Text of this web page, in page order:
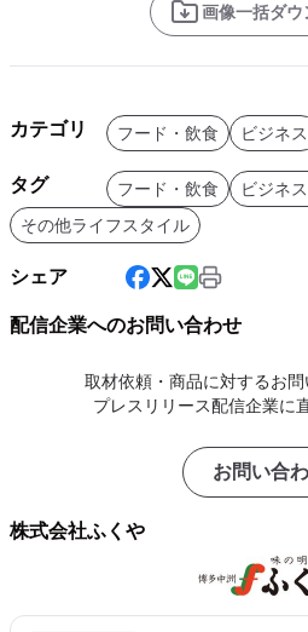
画像一括ダウ
カテゴリ フード・飲食 ビジネス
タグ フード・飲食
ビジネ
その他ライフスタイル
シェア
配信企業へのお問い合わせ
取材依頼・商品に対するお問
プレスリリース配信企業に
お問い合
株式会社ふくや